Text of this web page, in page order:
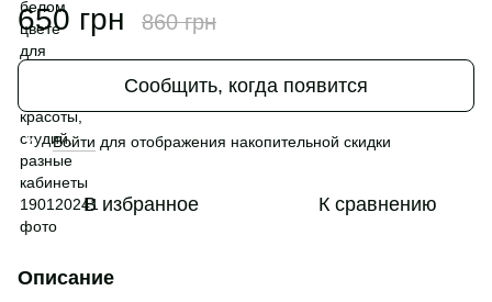
650 грн 860 грн
Сообщить, когда появится
% Войти для отображения накопительной скидки
В избранное К сравнению
Описание